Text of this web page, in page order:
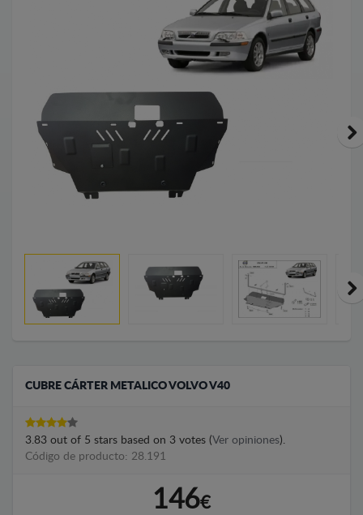
CUBRE CÁRTER METALICO VOLVO V40
3.83 out of 5 stars based on 3 votes (Ver opiniones).
Código de producto: 28.191
146€